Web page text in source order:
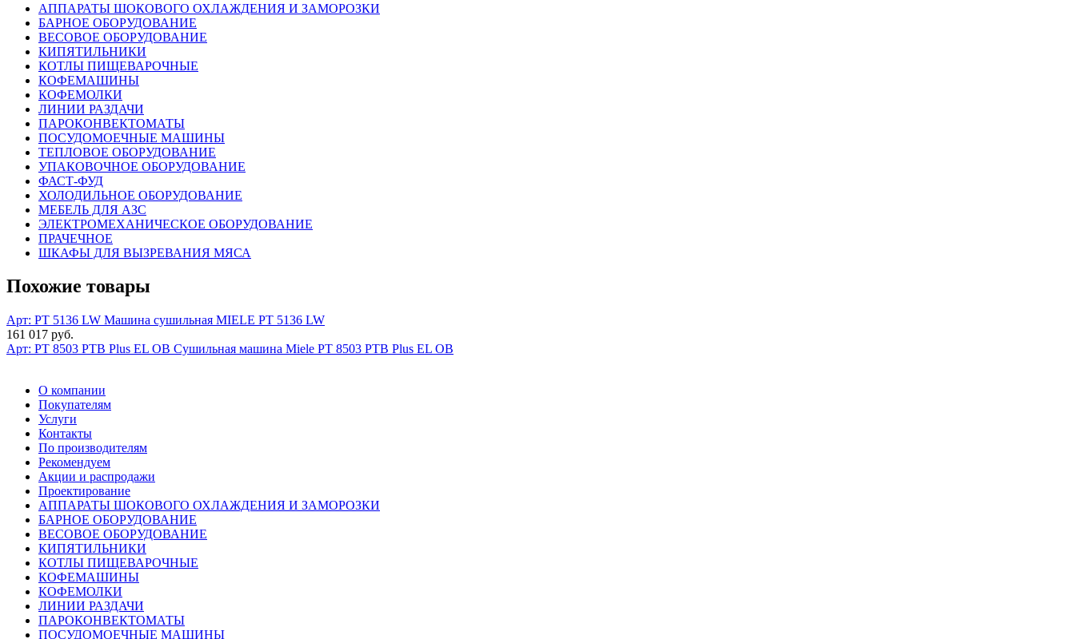
АППАРАТЫ ШОКОВОГО ОХЛАЖДЕНИЯ И ЗАМОРОЗКИ
БАРНОЕ ОБОРУДОВАНИЕ
ВЕСОВОЕ ОБОРУДОВАНИЕ
КИПЯТИЛЬНИКИ
КОТЛЫ ПИЩЕВАРОЧНЫЕ
КОФЕМАШИНЫ
КОФЕМОЛКИ
ЛИНИИ РАЗДАЧИ
ПАРОКОНВЕКТОМАТЫ
ПОСУДОМОЕЧНЫЕ МАШИНЫ
ТЕПЛОВОЕ ОБОРУДОВАНИЕ
УПАКОВОЧНОЕ ОБОРУДОВАНИЕ
ФАСТ-ФУД
ХОЛОДИЛЬНОЕ ОБОРУДОВАНИЕ
МЕБЕЛЬ ДЛЯ АЗС
ЭЛЕКТРОМЕХАНИЧЕСКОЕ ОБОРУДОВАНИЕ
ПРАЧЕЧНОЕ
ШКАФЫ ДЛЯ ВЫЗРЕВАНИЯ МЯСА
Похожие товары
Арт: PT 5136 LW Машина сушильная MIELE PT 5136 LW
161 017 руб.
Арт: PT 8503 PTB Plus EL OB Сушильная машина Miele PT 8503 PTB Plus EL OB
О компании
Покупателям
Услуги
Контакты
По производителям
Рекомендуем
Акции и распродажи
Проектирование
АППАРАТЫ ШОКОВОГО ОХЛАЖДЕНИЯ И ЗАМОРОЗКИ
БАРНОЕ ОБОРУДОВАНИЕ
ВЕСОВОЕ ОБОРУДОВАНИЕ
КИПЯТИЛЬНИКИ
КОТЛЫ ПИЩЕВАРОЧНЫЕ
КОФЕМАШИНЫ
КОФЕМОЛКИ
ЛИНИИ РАЗДАЧИ
ПАРОКОНВЕКТОМАТЫ
ПОСУДОМОЕЧНЫЕ МАШИНЫ